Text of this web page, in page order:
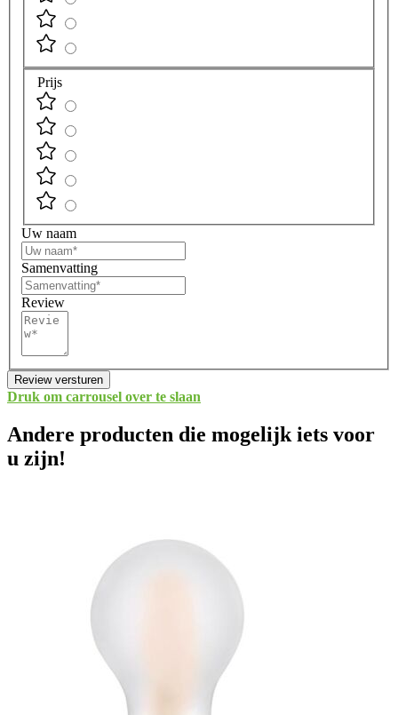
Prijs
Uw naam
Samenvatting
Review
Review versturen
Druk om carrousel over te slaan
Andere producten die mogelijk iets voor
u zijn!